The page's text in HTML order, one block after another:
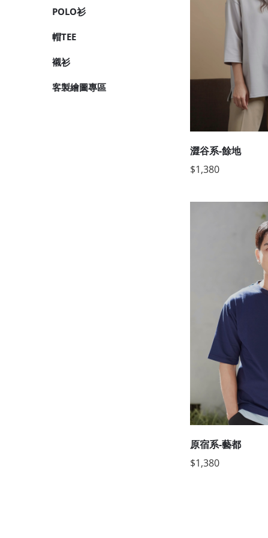
POLO衫
帽TEE
襯衫
客製繪圖專區
澀谷系-餘地
$1,380
原宿系-藝都
$1,380